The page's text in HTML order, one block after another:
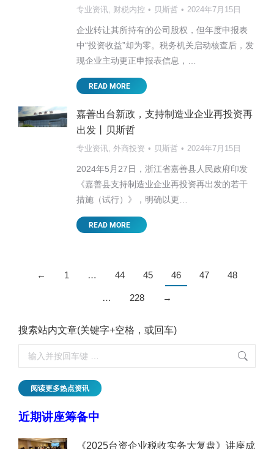
专业资讯, 财税内控 贝斯哲 2024年7月15日
企业转让其所持有的公司股权，但年度申报表
中“投资收益”却为零。税务机关启动核查后，发
现企业主动更正申报表信息，…
READ MORE
嘉善出台新政，支持制造业企业再投资再
出发丨贝斯哲
专业资讯, 外商投资 贝斯哲 2024年7月15日
2024年5月27日，浙江省嘉善县人民政府印发
《嘉善县支持制造业企业再投资再出发的若干
措施（试行）》，明确以更…
READ MORE
← 1 … 44 45 46 47 48
… 228 →
搜索站内文章(关键字+空格，或回车)
阅读更多热点资讯
近期讲座筹备中
《2025台资企业税收实务大复盘》讲座成